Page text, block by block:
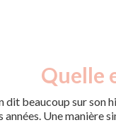
Quelle
dit beaucoup sur
Une manière